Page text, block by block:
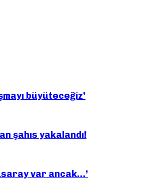
büyüteceğiz’
şahıs yakalandı!
var ancak…’